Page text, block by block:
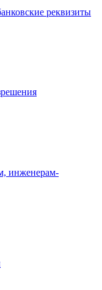
реквизиты
инженерам-